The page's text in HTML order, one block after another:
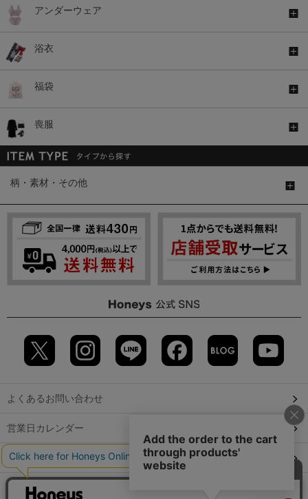
アンダーウェア
浴衣
福袋
喪服
柄・素材・その他
よくあるお問い合わせ
営業日カレンダー
店舗検索
GLOBAL GUIDE（海外からご利用のお客様）